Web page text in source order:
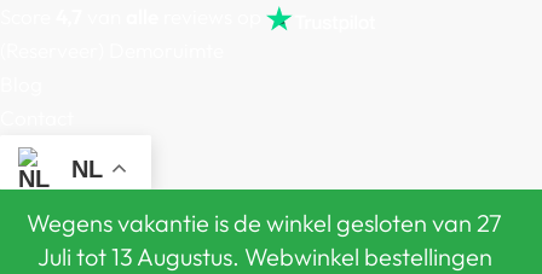
NL
Wegens vakantie is de winkel gesloten van 27
Juli tot 13 Augustus. Webwinkel bestellingen